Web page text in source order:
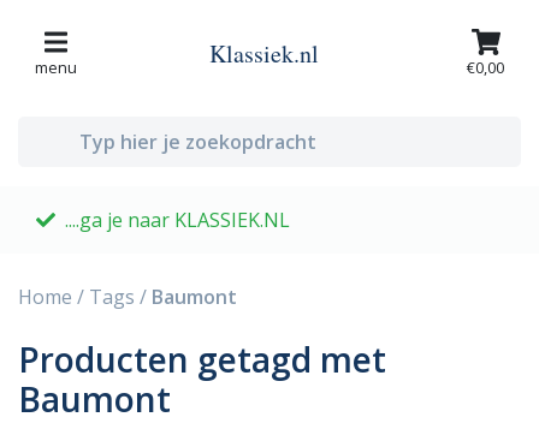
menu Klassiek.nl €0,00
....ga je naar KLASSIEK.NL
Home / Tags / Baumont
Producten getagd met
Baumont